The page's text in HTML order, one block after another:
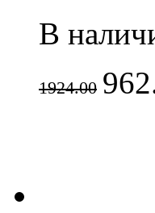
В
1924.00